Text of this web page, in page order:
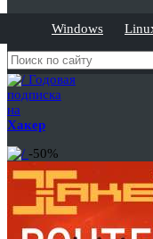
Windows
Годовая
подписка
на
Хакер
-50%